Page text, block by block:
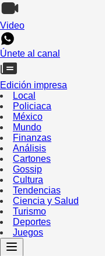
Video
Únete al canal
Edición impresa
Local
Policiaca
México
Mundo
Finanzas
Análisis
Cartones
Gossip
Cultura
Tendencias
Ciencia y Salud
Turismo
Deportes
Juegos